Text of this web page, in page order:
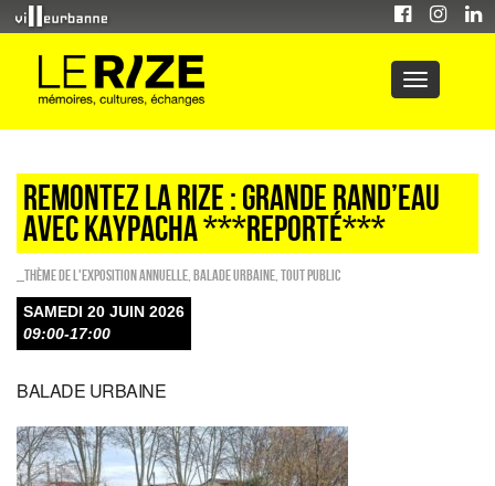
REMONTEZ LA RIZE : GRANDE RAND’EAU
AVEC KAYPACHA ***Reporté***
_Thème de l'exposition annuelle Balade urbaine Tout public
SAMEDI 20 JUIN 2026
09:00-17:00
BALADE URBAINE